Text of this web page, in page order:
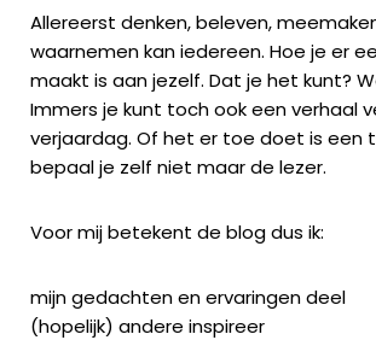
Allereerst denken, beleven,
waarnemen kan iedereen. Hoe je er
maakt is aan jezelf. Dat je het kunt?
Immers je kunt toch ook een verhaal
verjaardag. Of het er toe doet is een
bepaal je zelf niet maar de lezer.
Voor mij betekent de blog dus ik:
mijn gedachten en ervaringen deel
(hopelijk) andere inspireer